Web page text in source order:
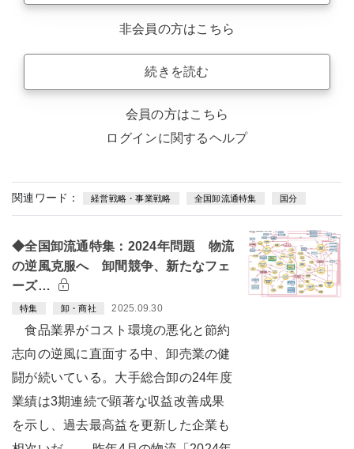
非会員の方はこちら
続きを読む
会員の方はこちら
ログインに関するヘルプ
関連ワード： 経営戦略・事業戦略 全国卸流通特集 国分
◆全国卸流通特集：2024年問題 物流
の逆風克服へ 卸間競争、新たなフェ
ーズ…
特集 卸・商社 2025.09.30
食品業界がコスト環境の悪化と節約
志向の逆風に直面する中、卸売業の健
闘が続いている。大手総合卸の24年度
業績は3期連続で顕著な収益改善成果
を示し、過去最高益を更新した企業も